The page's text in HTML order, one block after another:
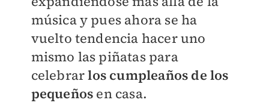
música y pues ahora se ha
vuelto tendencia hacer uno
mismo las piñatas para
celebrarlos cumpleaños de los
pequeños en casa.